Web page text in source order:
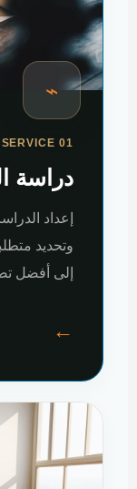
⌁
SERVICE 01
دراسة
إعداد
وتحديد
إلى أفضل
←